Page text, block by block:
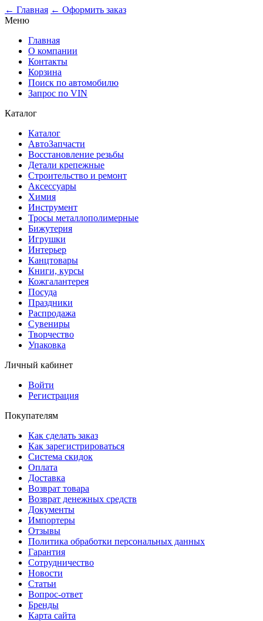
← Главная ← Оформить заказ
Меню
Главная
О компании
Контакты
Корзина
Поиск по автомобилю
Запрос по VIN
Каталог
Каталог
АвтоЗапчасти
Восстановление резьбы
Детали крепежные
Строительство и ремонт
Аксессуары
Химия
Инструмент
Тросы металлополимерные
Бижутерия
Игрушки
Интерьер
Канцтовары
Книги, курсы
Кожгалантерея
Посуда
Праздники
Распродажа
Сувениры
Творчество
Упаковка
Личный кабинет
Войти
Регистрация
Покупателям
Как сделать заказ
Как зарегистрироваться
Система скидок
Оплата
Доставка
Возврат товара
Возврат денежных средств
Документы
Импортеры
Отзывы
Политика обработки персональных данных
Гарантия
Сотрудничество
Новости
Статьи
Вопрос-ответ
Бренды
Карта сайта